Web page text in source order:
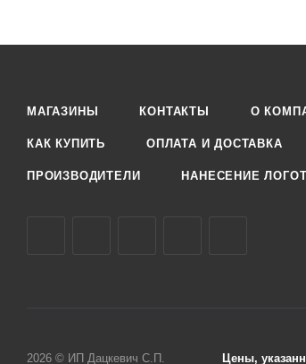
МАГАЗИНЫ КОНТАКТЫ О
КАК КУПИТЬ ОПЛАТА И ДОСТАВКА
ПРОИЗВОДИТЕЛИ НАНЕСЕНИЕ
2026 © ИП Дацкевич С.П. Цены,